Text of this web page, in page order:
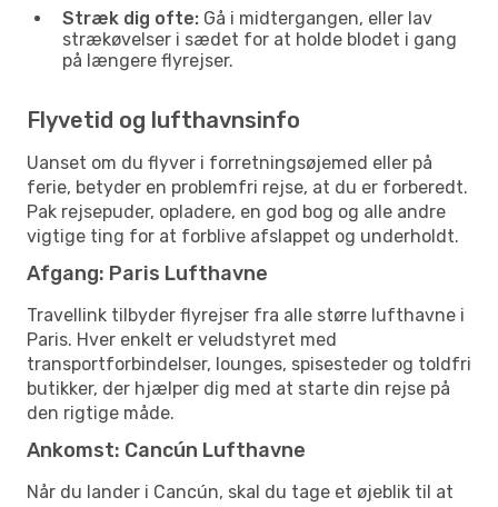
Stræk dig ofte: Gå i midtergangen, eller lav
strækøvelser i sædet for at holde blodet i gang
på længere flyrejser.
Flyvetid og lufthavnsinfo
Uanset om du flyver i forretningsøjemed eller på
ferie, betyder en problemfri rejse, at du er forberedt.
Pak rejsepuder, opladere, en god bog og alle andre
vigtige ting for at forblive afslappet og underholdt.
Afgang: Paris Lufthavne
Travellink tilbyder flyrejser fra alle større lufthavne i
Paris. Hver enkelt er veludstyret med
transportforbindelser, lounges, spisesteder og toldfri
butikker, der hjælper dig med at starte din rejse på
den rigtige måde.
Ankomst: Cancún Lufthavne
Når du lander i Cancún, skal du tage et øjeblik til at